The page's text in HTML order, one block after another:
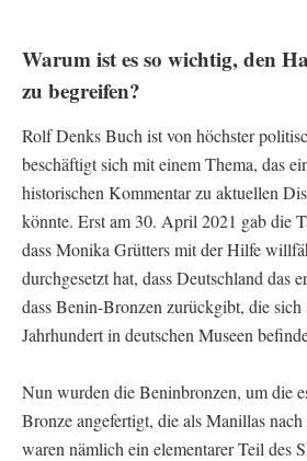
Warum ist es so wichtig, den
zu begreifen?
Rolf Denks Buch ist von höchster
beschäftigt sich mit einem Thema, das
historischen Kommentar zu aktuellen
könnte. Erst am 30. April 2021 gab die
dass Monika Grütters mit der Hilfe
durchgesetzt hat, dass Deutschland das
dass Benin-Bronzen zurückgibt, die sich
Jahrhundert in deutschen Museen
Nun wurden die Beninbronzen, um die
Bronze angefertigt, die als Manillas
waren nämlich ein elementarer Teil des